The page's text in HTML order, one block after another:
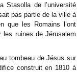
Stasolla de l’université
pas partie de la ville à
que les Romains l’ont
les ruines de Jérusalem
tombeau de Jésus sur
construit en 1810 à